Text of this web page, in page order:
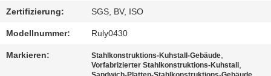
QUALITÄTSKONTROLLE
TRETEN
Zertifizierung: SGS, BV, ISO
Modellnummer: Ruly0430
Markieren: Stahlkonstruktions-Kuhstall-Gebäude,
Vorfabrizierter Stahlkonstruktions-Kuhstall ,